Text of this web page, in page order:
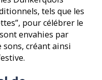
tels que les
pour célébrer le
envahies par
sons, créant ainsi